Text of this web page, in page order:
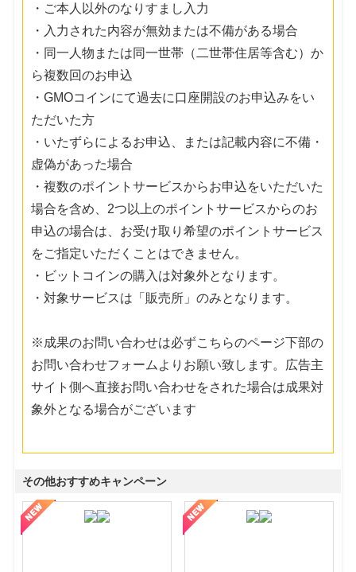
・ご本人以外のなりすまし入力
・入力された内容が無効または不備がある場合
・同一人物または同一世帯（二世帯住居等含む）か
ら複数回のお申込
・GMOコインにて過去に口座開設のお申込みをい
ただいた方
・いたずらによるお申込、または記載内容に不備・
虚偽があった場合
・複数のポイントサービスからお申込をいただいた
場合を含め、2つ以上のポイントサービスからのお
申込の場合は、お受け取り希望のポイントサービス
をご指定いただくことはできません。
・ビットコインの購入は対象外となります。
・対象サービスは「販売所」のみとなります。
※成果のお問い合わせは必ずこちらのページ下部の
お問い合わせフォームよりお願い致します。広告主
サイト側へ直接お問い合わせをされた場合は成果対
象外となる場合がございます
その他おすすめキャンペーン